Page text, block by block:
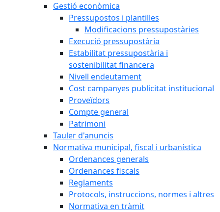
Gestió econòmica
Pressupostos i plantilles
Modificacions pressupostàries
Execució pressupostària
Estabilitat pressupostària i
sostenibilitat financera
Nivell endeutament
Cost campanyes publicitat institucional
Proveïdors
Compte general
Patrimoni
Tauler d'anuncis
Normativa municipal, fiscal i urbanística
Ordenances generals
Ordenances fiscals
Reglaments
Protocols, instruccions, normes i altres
Normativa en tràmit